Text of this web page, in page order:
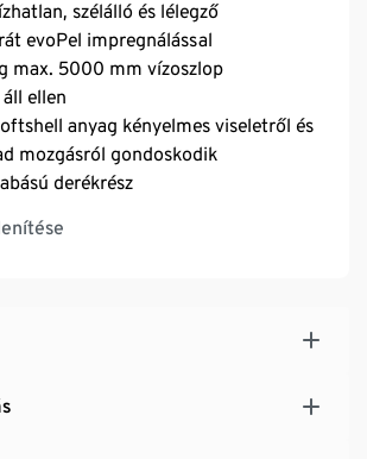
szélálló és lélegző
evoPel impregnálással
max. 5000 mm vízoszlop
ellen
anyag kényelmes viseletről és
mozgásról gondoskodik
derékrész
tépőzárral állítható
1 kapocs és tépőzár